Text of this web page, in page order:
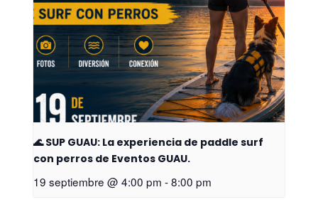
🌊 SUP GUAU: La experiencia de paddle surf
con perros de Eventos GUAU.
19 septiembre @ 4:00 pm -8:00 pm